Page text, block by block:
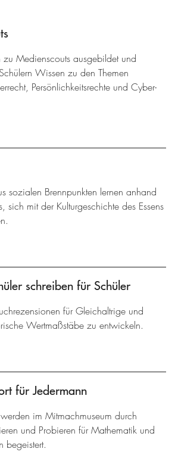
zu Medienscouts ausgebildet und
Wissen zu den Themen
Persönlichkeitsrechte und Cyber-
sozialen Brennpunkten lernen anhand
sich mit der Kulturgeschichte des Essens
schreiben für Schüler
für Gleichaltrige und
Wertmaßstäbe zu entwickeln.
für Jedermann
im Mitmachmuseum durch
und Probieren für Mathematik und
begeistert.